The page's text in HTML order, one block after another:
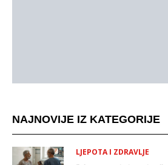
NAJNOVIJE IZ KATEGORIJE
LJEPOTA I ZDRAVLJE